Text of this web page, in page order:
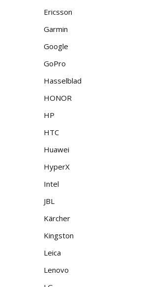
Ericsson
Garmin
Google
GoPro
Hasselblad
HONOR
HP
HTC
Huawei
HyperX
Intel
JBL
Kärcher
Kingston
Leica
Lenovo